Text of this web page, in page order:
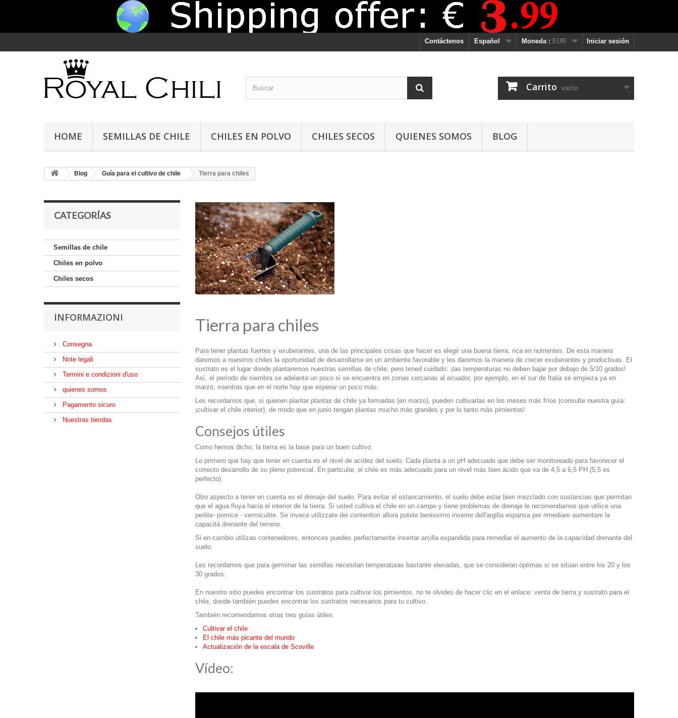
Iniciar sesión
Moneda : EUR
Español
Contáctenos
Carrito vacío
HOME SEMILLAS DE CHILE CHILES EN POLVO CHILES SECOS QUIENES SOMOS BLOG
Blog Guía para el cultivo de chile Tierra para chiles
CATEGORÍAS
Semillas de chile
Chiles en polvo
Chiles secos
INFORMAZIONI
Consegna
Note legali
Termini e condizioni d'uso
quienes somos
Pagamento sicuro
Nuestras tiendas
Tierra para chiles
Para tener plantas fuertes y exuberantes, una de las principales cosas que hacer es elegir una buena tierra, rica en nutrientes. De esta manera
daremos a nuestros chiles la oportunidad de desarrollarse en un ambiente favorable y les daremos la manera de crecer exuberantes y productivas. El
sustrato es el lugar donde plantaremos nuestras semillas de chile, pero tened cuidado: ¡las temperaturas no deben bajar por debajo de 5/10 grados!
Así, el período de siembra se adelanta un poco si se encuentra en zonas cercanas al ecuador, por ejemplo, en el sur de Italia se empieza ya en
marzo, mientras que en el norte hay que esperar un poco más.
Les recordamos que, si quieren plantar plantas de chile ya formadas (en marzo), pueden cultivarlas en los meses más fríos (consulte nuestra guía:
¡cultivar el chile interior), de modo que en junio tengan plantas mucho más grandes y por lo tanto más pimientos!
Consejos útiles
Como hemos dicho, la tierra es la base para un buen cultivo.
Lo primero que hay que tener en cuenta es el nivel de acidez del suelo. Cada planta a un pH adecuado que debe ser monitoreado para favorecer el
correcto desarrollo de su pleno potencial. En particular, el chile es más adecuado para un nivel más bien ácido que va de 4,5 a 6,5 PH (5,5 es
perfecto).
Otro aspecto a tener en cuenta es el drenaje del suelo. Para evitar el estancamiento, el suelo debe estar bien mezclado con sustancias que permitan
que el agua fluya hacia el interior de la tierra. Si usted cultiva el chile en un campo y tiene problemas de drenaje le recomendamos que utilice una
perlite- pomice - vermiculite. Se invece utilizzate dei contenitori allora potete benissimo inserire dell'argilla espansa per rimediare aumentare la
capacità drenante del terreno.
Si en cambio utilizas contenedores, entonces puedes perfectamente insertar arcilla expandida para remediar el aumento de la capacidad drenante del
suelo.
Les recordamos que para germinar las semillas necesitan temperaturas bastante elevadas, que se consideran óptimas si se sitúan entre los 20 y los
30 grados.
En nuestro sitio puedes encontrar los sustratos para cultivar los pimientos, no te olvides de hacer clic en el enlace: venta de tierra y sustrato para el
chile, donde también puedes encontrar los sustratos necesarios para tu cultivo.
También recomendamos otras tres guías útiles:
Cultivar el chile
El chile más picante del mundo
Actualización de la escala de Scoville
Vídeo: